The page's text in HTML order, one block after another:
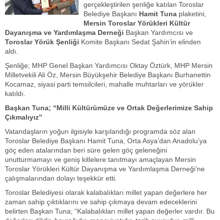
gerçekleştirilen şenliğe katılan Toroslar
Belediye Başkanı Hamit Tuna plaketini,
Mersin Toroslar Yörükleri Kültür
Dayanışma ve Yardımlaşma Derneği Başkan Yardımcısı ve
Toroslar Yörük Şenliği Komite Başkanı Sedat Şahin’in elinden
aldı.
Şenliğe; MHP Genel Başkan Yardımcısı Oktay Öztürk, MHP Mersin
Milletvekili Ali Öz, Mersin Büyükşehir Belediye Başkanı Burhanettin
Kocamaz, siyasi parti temsilcileri, mahalle muhtarları ve yörükler
katıldı.
Başkan Tuna; “Milli Kültürümüze ve Ortak Değerlerimize Sahip
Çıkmalıyız”
Vatandaşların yoğun ilgisiyle karşılandığı programda söz alan
Toroslar Belediye Başkanı Hamit Tuna, Orta Asya’dan Anadolu’ya
göç eden atalarından beri süre gelen göç geleneğini
unutturmamayı ve geniş kitlelere tanıtmayı amaçlayan Mersin
Toroslar Yörükleri Kültür Dayanışma ve Yardımlaşma Derneği’ne
çalışmalarından dolayı teşekkür etti.
Toroslar Belediyesi olarak kalabalıkları millet yapan değerlere her
zaman sahip çıktıklarını ve sahip çıkmaya devam edeceklerini
belirten Başkan Tuna; “Kalabalıkları millet yapan değerler vardır. Bu